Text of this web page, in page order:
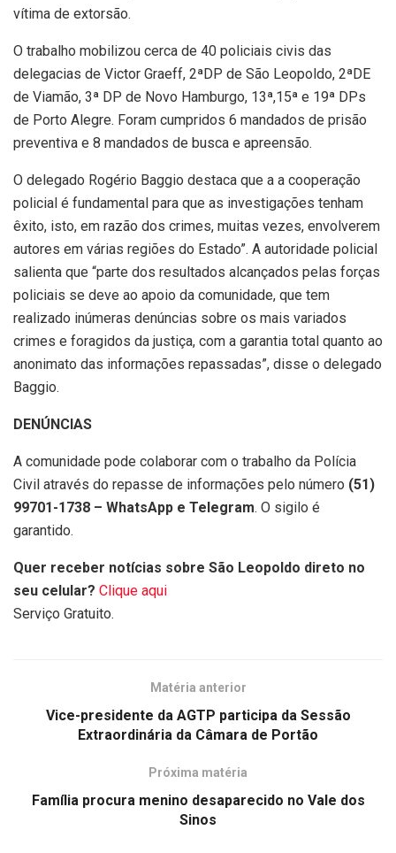
vítima de extorsão.
O trabalho mobilizou cerca de 40 policiais civis das
delegacias de Victor Graeff, 2ªDP de São Leopoldo, 2ªDE
de Viamão, 3ª DP de Novo Hamburgo, 13ª,15ª e 19ª DPs
de Porto Alegre. Foram cumpridos 6 mandados de prisão
preventiva e 8 mandados de busca e apreensão.
O delegado Rogério Baggio destaca que a a cooperação
policial é fundamental para que as investigações tenham
êxito, isto, em razão dos crimes, muitas vezes, envolverem
autores em várias regiões do Estado”. A autoridade policial
salienta que “parte dos resultados alcançados pelas forças
policiais se deve ao apoio da comunidade, que tem
realizado inúmeras denúncias sobre os mais variados
crimes e foragidos da justiça, com a garantia total quanto ao
anonimato das informações repassadas”, disse o delegado
Baggio.
DENÚNCIAS
A comunidade pode colaborar com o trabalho da Polícia
Civil através do repasse de informações pelo número (51)
99701-1738 – WhatsApp e Telegram. O sigilo é
garantido.
Quer receber notícias sobre São Leopoldo direto no
seu celular? Clique aqui
Serviço Gratuito.
Matéria anterior
Vice-presidente da AGTP participa da Sessão
Extraordinária da Câmara de Portão
Próxima matéria
Família procura menino desaparecido no Vale dos
Sinos